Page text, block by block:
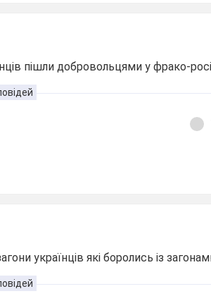
пішли добровольцями у фрако-
українців які боролись із